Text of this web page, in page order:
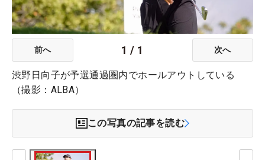
前へ 1 / 1 次へ
渋野日向子が予選通過圏内でホールアウトしている
（撮影：ALBA）
この写真の記事を読む